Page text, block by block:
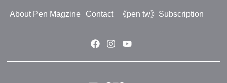
About Pen Magzine Contact 《pen tw》Subscription